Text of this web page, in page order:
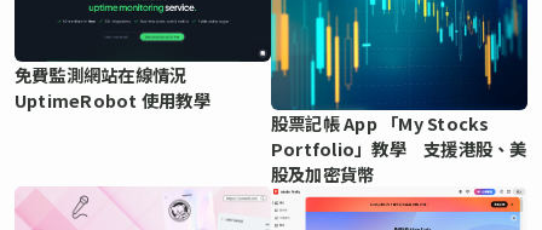
免費監測網站在線情況
UptimeRobot 使用教學
股票記帳 App 「My Stocks
Portfolio」教學 支援港股、美
股及加密貨幣